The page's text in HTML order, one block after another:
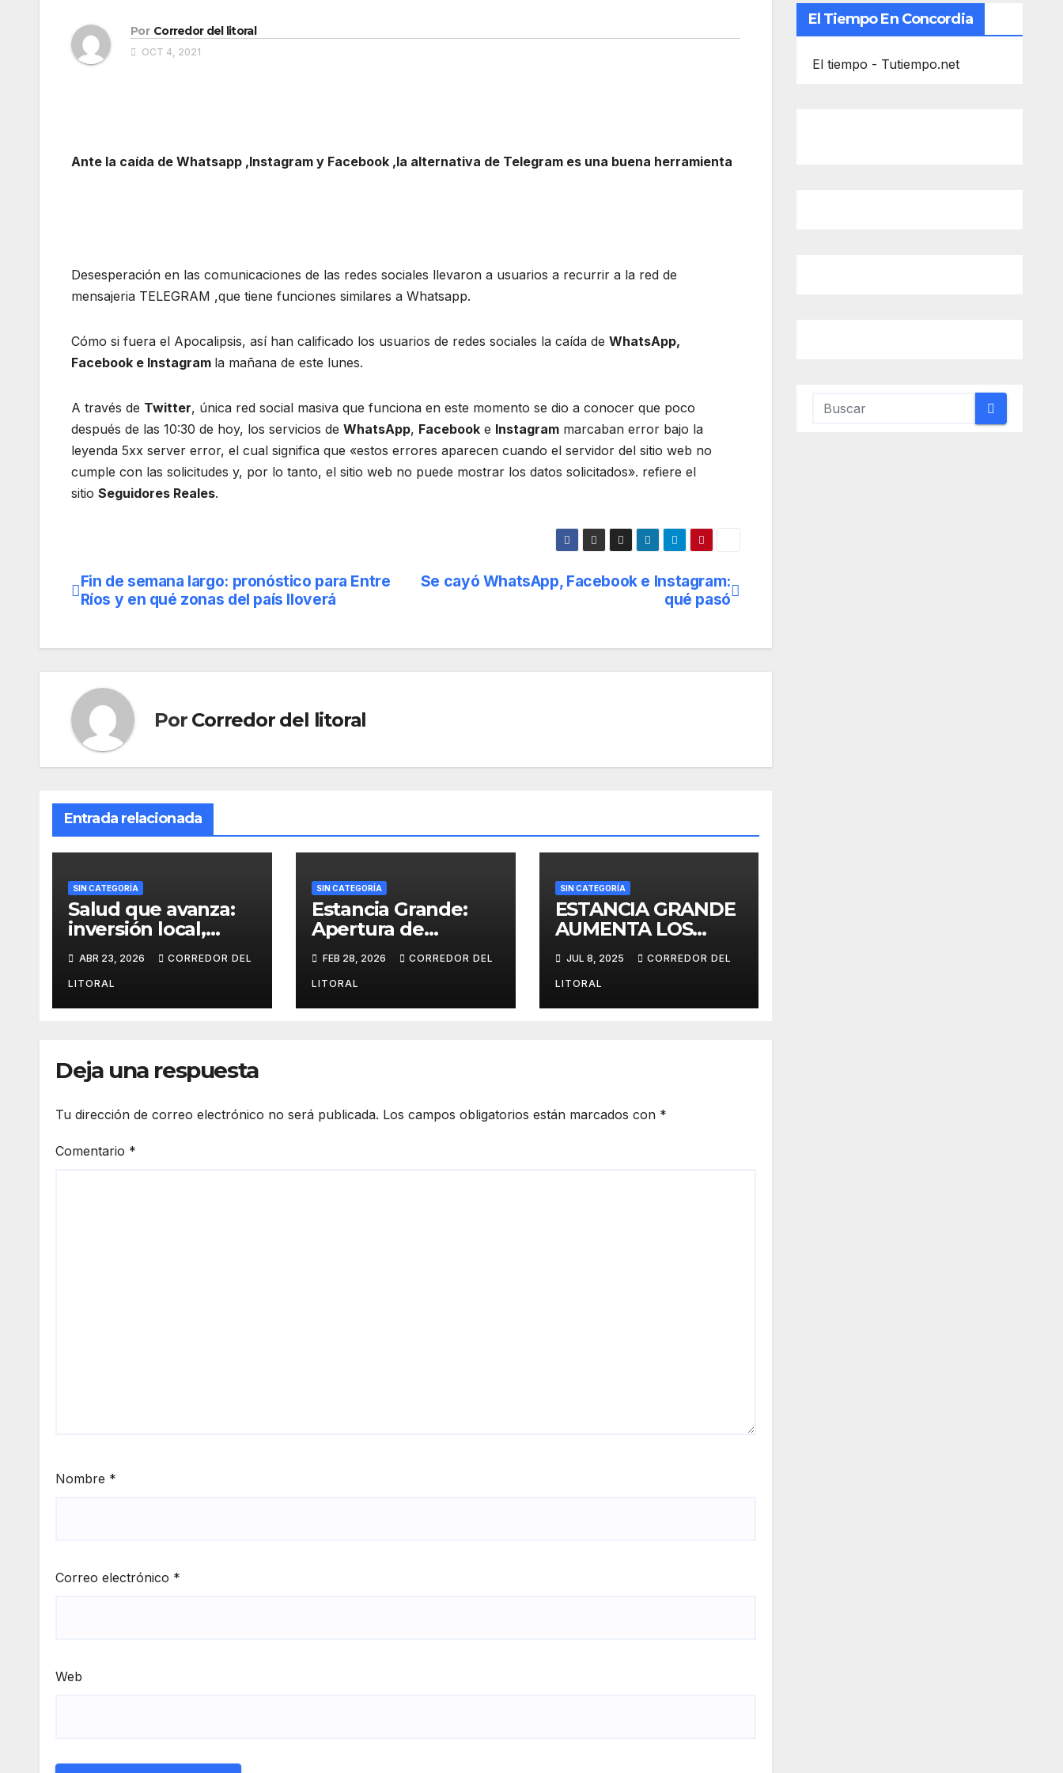
Por Corredor del litoral
OCT 4, 2021
Ante la caída de Whatsapp ,Instagram y Facebook ,la alternativa de Telegram es una buena herramienta
Desesperación en las comunicaciones de las redes sociales llevaron a usuarios a recurrir a la red de
mensajeria TELEGRAM ,que tiene funciones similares a Whatsapp.
Cómo si fuera el Apocalipsis, así han calificado los usuarios de redes sociales la caída de WhatsApp,
Facebook e Instagram la mañana de este lunes.
A través de Twitter, única red social masiva que funciona en este momento se dio a conocer que poco
después de las 10:30 de hoy, los servicios de WhatsApp, Facebook e Instagram marcaban error bajo la
leyenda 5xx server error, el cual significa que «estos errores aparecen cuando el servidor del sitio web no
cumple con las solicitudes y, por lo tanto, el sitio web no puede mostrar los datos solicitados». refiere el
sitio Seguidores Reales.
Navegación
entradas
Se cayó WhatsApp, Facebook e Instagram:
qué pasó
Fin de semana largo: pronóstico para Entre
Ríos y en qué zonas del país lloverá
Por Corredor del litoral
Entrada relacionada
SIN CATEGORÍA
Salud que avanza:
inversión local,
gestión equilibrada
y resultados
concretos.
ABR 23, 2026 CORREDOR DEL
LITORAL
SIN CATEGORÍA
Estancia Grande:
Apertura de
Sesiones 2026:
gestión con
superávit y agenda
de obras en
FEB 28, 2026 CORREDOR DEL
LITORAL
SIN CATEGORÍA
ESTANCIA GRANDE
AUMENTA LOS
SUELDOS POR
ENCIMA DE LA
INFLACIÓN Y
OTORGA BONO
JUL 8, 2025 CORREDOR DEL
LITORAL
Deja una respuesta
Tu dirección de correo electrónico no será publicada. Los campos obligatorios están marcados con *
Comentario *
Nombre *
Correo electrónico *
Web
El Tiempo En Concordia
El tiempo - Tutiempo.net